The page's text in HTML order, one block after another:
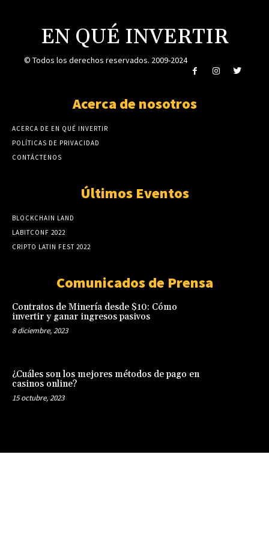
EN QUÉ INVERTIR
© Todos los derechos reservados. 2009-2024
Acerca de nosotros
ACERCA DE EN QUÉ INVERTIR
POLÍTICAS DE PRIVACIDAD
CONTÁCTENOS
Últimos Eventos
BLOCKCHAIN LAND
LABITCONF 2022
CRIPTO LATIN FEST 2022
Comunicados de Prensa
Contratos de Minería desde $10: Cómo
invertir y ganar ingresos pasivos
8 diciembre, 2023
¿Cuáles son los mejores métodos de pago en
casinos online?
15 octubre, 2023